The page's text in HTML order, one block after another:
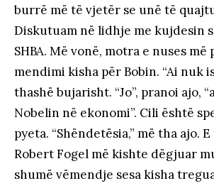
burrë më të vjetër se unë të
Diskutuam në lidhje me kujdesin
SHBA. Më vonë, motra e nuses më
mendimi kisha për Bobin. “Ai nuk
thashë bujarisht. “Jo”, pranoi ajo,
Nobelin në ekonomi”. Cili është
pyeta. “Shëndetësia,” më tha ajo.
Robert Fogel më kishte dëgjuar
shumë vëmendje sesa kisha